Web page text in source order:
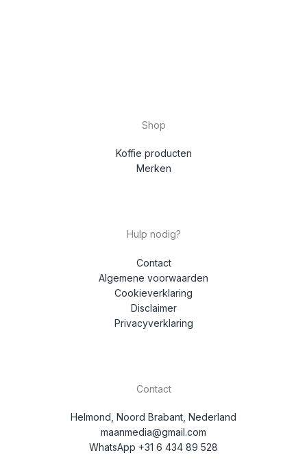
Koffie producten
Contact
Algemene voorwaarden
Cookieverklaring
Disclaimer
Helmond, Noord Brabant, Nederland
maanmedia@gmail.com